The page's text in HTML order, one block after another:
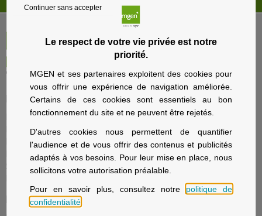
Le respect de votre vie privée est notre
priorité.
MGEN et ses partenaires exploitent des cookies pour
vous offrir une expérience de navigation améliorée.
Certains de ces cookies sont essentiels au bon
fonctionnement du site et ne peuvent être rejetés.
D'autres cookies nous permettent de quantifier
l'audience et de vous offrir des contenus et publicités
adaptés à vos besoins. Pour leur mise en place, nous
sollicitons votre autorisation préalable.
Pour en savoir plus, consultez notre politique de
confidentialité
Continuer sans accepter
Particuliers
Nos offres santé et prévoyance
Nos offres assurance voyage
Nos offres assurance immobilier
Nos offres assurance prévoyance
Solutions d’épargne et retraite
Employeurs